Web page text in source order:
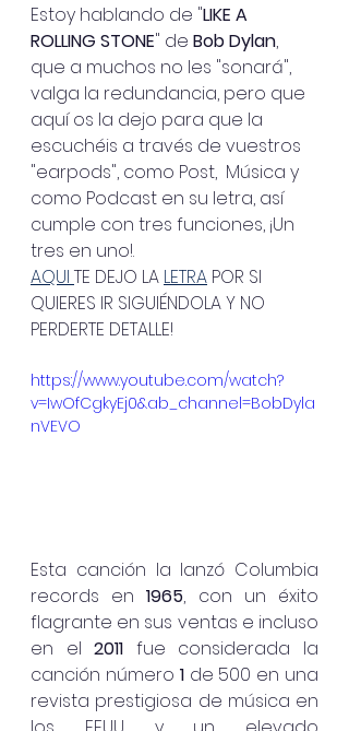
Estoy hablando de "LIKE A
ROLLING STONE" de Bob Dylan,
que a muchos no les "sonará",
valga la redundancia, pero que
aquí os la dejo para que la
escuchéis a través de vuestros
"earpods", como Post,  Música y
como Podcast en su letra, así
cumple con tres funciones, ¡Un
tres en uno!.
AQUI TE DEJO LA LETRA POR SI
QUIERES IR SIGUIÉNDOLA Y NO
PERDERTE DETALLE!
https://www.youtube.com/watch?
v=IwOfCgkyEj0&ab_channel=BobDyla
nVEVO
Esta canción la lanzó Columbia
records en 1965, con un éxito
flagrante en sus ventas e incluso
en el 2011 fue considerada la
canción número 1 de 500 en una
revista prestigiosa de música en